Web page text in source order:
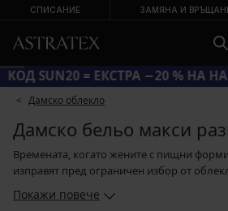
СПИСАНИЕ ЗАМЯНА И
КОД SUN20 = ЕКСТРА −20 % НА
Дамско облекло
Дамско бельо макси
Времената, когато жените с пищни
изправят пред ограничен избор от
си сутиен за голям бюст, бикини в много
Покажи повече